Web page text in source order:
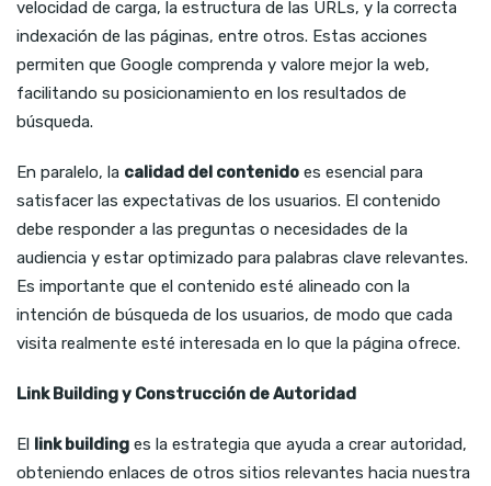
velocidad de carga, la estructura de las URLs, y la correcta
indexación de las páginas, entre otros. Estas acciones
permiten que Google comprenda y valore mejor la web,
facilitando su posicionamiento en los resultados de
búsqueda.
En paralelo, la calidad del contenido es esencial para
satisfacer las expectativas de los usuarios. El contenido
debe responder a las preguntas o necesidades de la
audiencia y estar optimizado para palabras clave relevantes.
Es importante que el contenido esté alineado con la
intención de búsqueda de los usuarios, de modo que cada
visita realmente esté interesada en lo que la página ofrece.
Link Building y Construcción de Autoridad
El link building es la estrategia que ayuda a crear autoridad,
obteniendo enlaces de otros sitios relevantes hacia nuestra